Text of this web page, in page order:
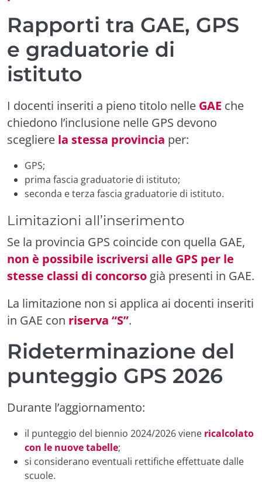
Rapporti tra GAE, GPS
e graduatorie di
istituto
I docenti inseriti a pieno titolo nelle GAE che
chiedono l’inclusione nelle GPS devono
scegliere la stessa provincia per:
GPS;
prima fascia graduatorie di istituto;
seconda e terza fascia graduatorie di istituto.
Limitazioni all’inserimento
Se la provincia GPS coincide con quella GAE,
non è possibile iscriversi alle GPS per le
stesse classi di concorso già presenti in GAE.
La limitazione non si applica ai docenti inseriti
in GAE con riserva “S”.
Rideterminazione del
punteggio GPS 2026
Durante l’aggiornamento:
il punteggio del biennio 2024/2026 viene ricalcolato
con le nuove tabelle;
si considerano eventuali rettifiche effettuate dalle
scuole.